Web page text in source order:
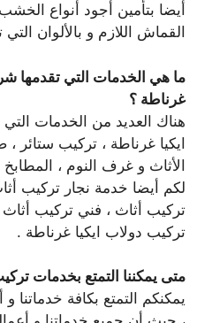
أيضا بتأمين أجود أنواع
القماش اللازم و بالألوان
ما هي الخدمات التي تقدمها
غرناطة ؟
هناك العديد من الخدمات
ايكيا غرناطة ، تركيب ستائر ،
الأثاث و غرف النوم ، المطابخ
لكم أيضا خدمة نجار تركيب
تركيب أثاث ، فني تركيب أثاث
تركيب دولاب ايكيا غرناطة .
متى يمكننا التمتع بخدمات
يمكنكم التمتع بكافة خدماتنا